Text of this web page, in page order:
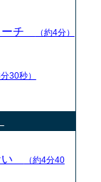
ーチ （約4分）
分30秒）
い
（約4分40